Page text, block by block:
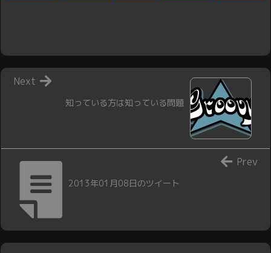
知っている方は知っている問題
Next
2013年01月08日のツイート
Prev